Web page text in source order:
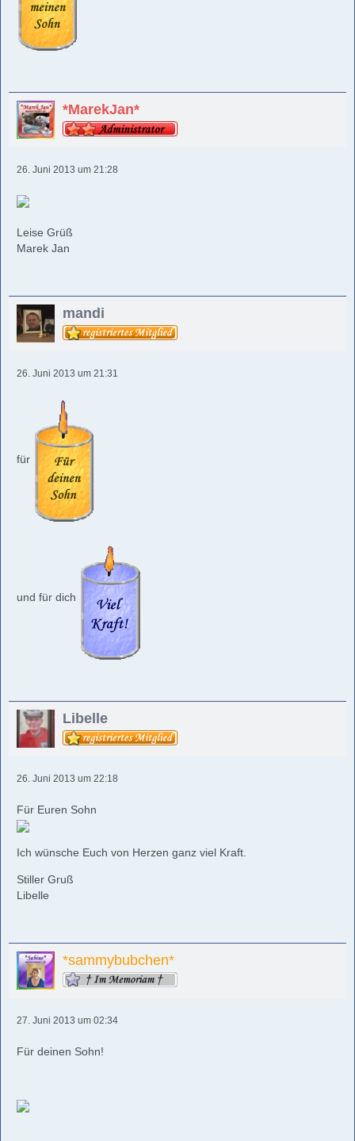
*MarekJan*
26. Juni 2013 um 21:28
Leise Grüß
Marek Jan
mandi
26. Juni 2013 um 21:31
für
und für dich
Libelle
26. Juni 2013 um 22:18
Für Euren Sohn
Ich wünsche Euch von Herzen ganz viel Kraft.
Stiller Gruß
Libelle
*sammybubchen*
27. Juni 2013 um 02:34
Für deinen Sohn!